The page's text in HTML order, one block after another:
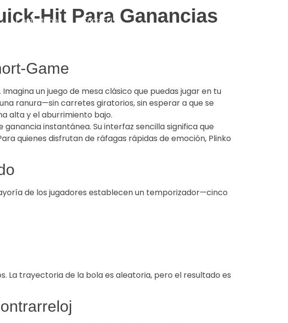
Competitions Contact Us
Para Ganancias
un juego de mesa clásico que puedas jugar en tu
ranura—sin carretes giratorios, sin esperar a que se
alta y el aburrimiento bajo.
instantánea. Su interfaz sencilla significa que
quienes disfrutan de ráfagas rápidas de emoción, Plinko
de los jugadores establecen un temporizador—cinco
La trayectoria de la bola es aleatoria, pero el resultado es